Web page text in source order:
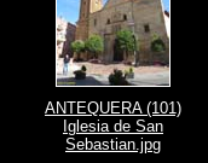
ANTEQUERA (101)
Iglesia de San
Sebastian.jpg